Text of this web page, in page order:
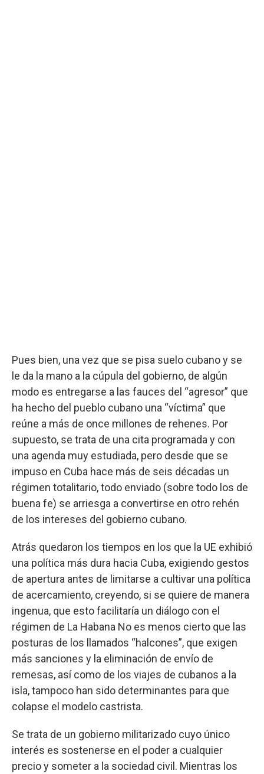
Pues bien, una vez que se pisa suelo cubano y se
le da la mano a la cúpula del gobierno, de algún
modo es entregarse a las fauces del “agresor” que
ha hecho del pueblo cubano una “víctima” que
reúne a más de once millones de rehenes. Por
supuesto, se trata de una cita programada y con
una agenda muy estudiada, pero desde que se
impuso en Cuba hace más de seis décadas un
régimen totalitario, todo enviado (sobre todo los de
buena fe) se arriesga a convertirse en otro rehén
de los intereses del gobierno cubano.
Atrás quedaron los tiempos en los que la UE exhibió
una política más dura hacia Cuba, exigiendo gestos
de apertura antes de limitarse a cultivar una política
de acercamiento, creyendo, si se quiere de manera
ingenua, que esto facilitaría un diálogo con el
régimen de La Habana No es menos cierto que las
posturas de los llamados “halcones”, que exigen
más sanciones y la eliminación de envío de
remesas, así como de los viajes de cubanos a la
isla, tampoco han sido determinantes para que
colapse el modelo castrista.
Se trata de un gobierno militarizado cuyo único
interés es sostenerse en el poder a cualquier
precio y someter a la sociedad civil. Mientras los